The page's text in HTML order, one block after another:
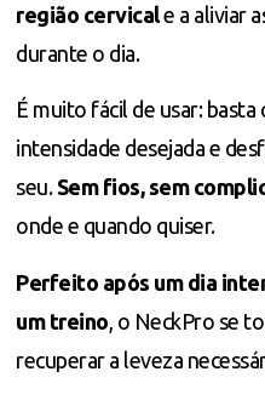
região cervicale a aliviar
durante o dia.
É muito fácil de usar:
intensidade desejada e
seu. Sem fios, sem
onde e quando quiser.
Perfeito após um dia
um treino , o NeckPro se
recuperar a leveza